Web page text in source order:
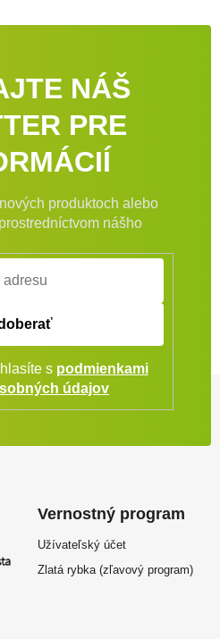
NÁŠ
PRE
produktoch alebo
nášho
s podmienkami
údajov
Vernostný program
Užívateľský účet
Zlatá rybka (zľavový program)